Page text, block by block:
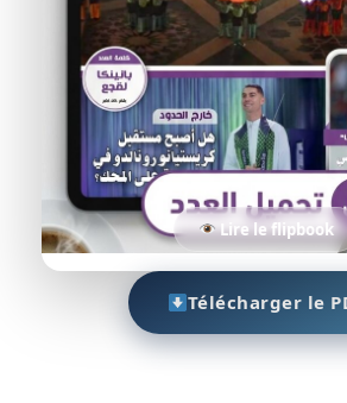
Lire le flipbook
Télécharger le